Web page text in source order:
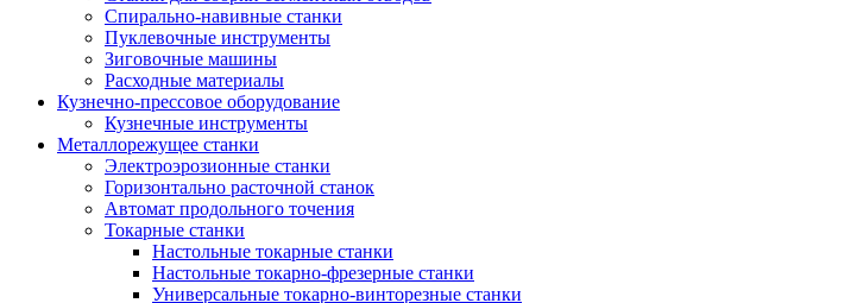
Спирально-навивные станки
Пуклевочные инструменты
Зиговочные машины
Расходные материалы
Кузнечно-прессовое оборудование
Кузнечные инструменты
Металлорежущее станки
Электроэрозионные станки
Горизонтально расточной станок
Автомат продольного точения
Токарные станки
Настольные токарные станки
Настольные токарно-фрезерные станки
Универсальные токарно-винторезные станки